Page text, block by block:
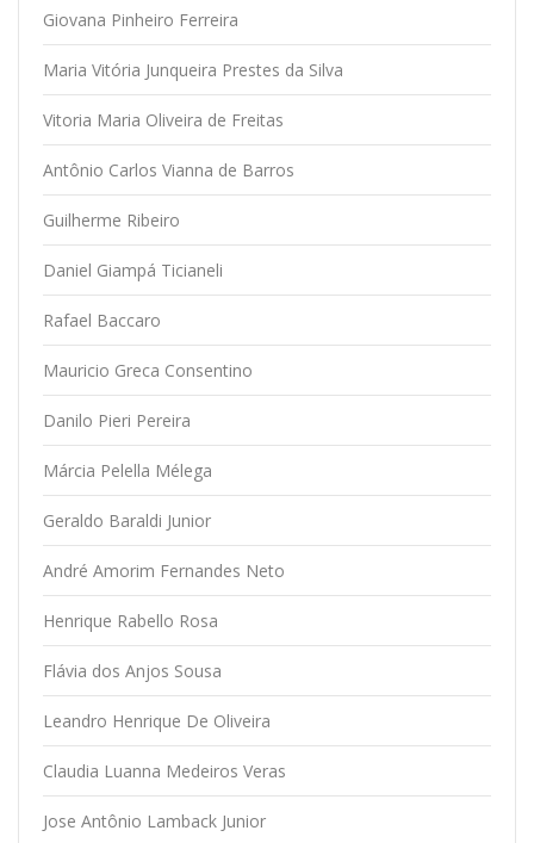
Giovana Pinheiro Ferreira
Maria Vitória Junqueira Prestes da Silva
Vitoria Maria Oliveira de Freitas
Antônio Carlos Vianna de Barros
Guilherme Ribeiro
Daniel Giampá Ticianeli
Rafael Baccaro
Mauricio Greca Consentino
Danilo Pieri Pereira
Márcia Pelella Mélega
Geraldo Baraldi Junior
André Amorim Fernandes Neto
Henrique Rabello Rosa
Flávia dos Anjos Sousa
Leandro Henrique De Oliveira
Claudia Luanna Medeiros Veras
Jose Antônio Lamback Junior